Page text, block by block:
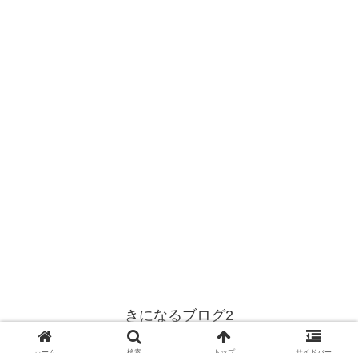
きになるブログ2
© 2001 きになるブログ2.